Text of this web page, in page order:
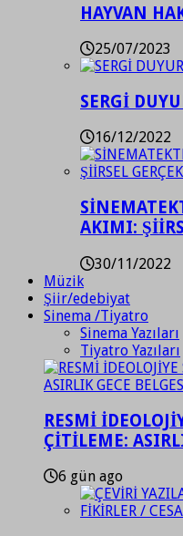
HAYVAN
25/07/2023
SERGİ
16/12/2022
AKIMI:
30/11/2022
Müzik
Şiir/edebiyat
Sinema /Tiyatro
Sinema Yazıları
Tiyatro Yazıları
RESMİ
ÇİTİLEME:
6 gün ago